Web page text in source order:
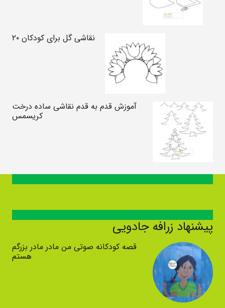
نقاشی گل برای کودکان ۲۰
آموزش قدم به قدم نقاشی ساده درخت
کریسمس
پیشنهاد زرافه جادویی
قصه کودکانه صوتی من مادر مادر بزرگم
هستم